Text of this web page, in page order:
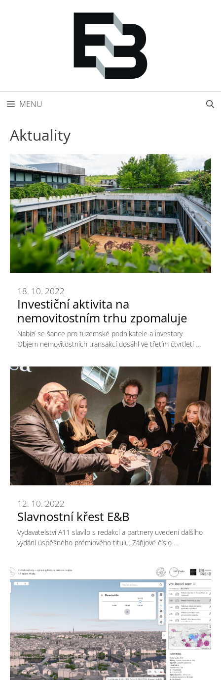
MENU
Aktuality
Investiční aktivita na
nemovitostním trhu zpomaluje
18. 10. 2022
Nabízí se šance pro tuzemské podnikatele a investory
Objem nemovitostních transakcí dosáhl ve třetím čtvrtletí …
Slavnostní křest E&B
12. 10. 2022
Vydavatelství A11 slavilo s redakcí a partnery uvedení dalšího
vydání úspěšného prémiového titulu. Zářijové číslo …